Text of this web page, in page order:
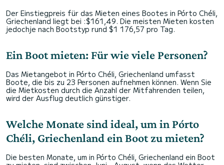
Der Einstiegpreis für das Mieten eines Bootes in Pórto Chéli,
Griechenland liegt bei :$161,49. Die meisten Mieten kosten
jedochje nach Bootstyp rund $1 176,57 pro Tag.
Ein Boot mieten: Für wie viele Personen?
Das Mietangebot in Pórto Chéli, Griechenland umfasst
Boote, die bis zu 23 Personen aufnehmen können. Wenn Sie
die Mietkosten durch die Anzahl der Mitfahrenden teilen,
wird der Ausflug deutlich günstiger.
Welche Monate sind ideal, um in Pórto
Chéli, Griechenland ein Boot zu mieten?
Die besten Monate, um in Pórto Chéli, Griechenland ein Boot